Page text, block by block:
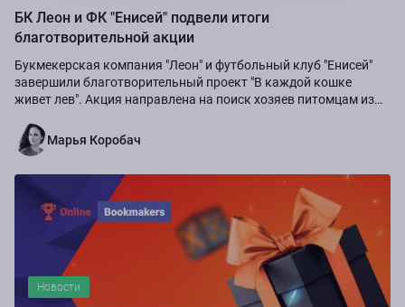
БК Леон и ФК "Енисей" подвели итоги
благотворительной акции
Букмекерская компания "Леон" и футбольный клуб "Енисей"
завершили благотворительный проект "В каждой кошке
живет лев". Акция направлена на поиск хозяев питомцам из
Марья Коробач
Новости